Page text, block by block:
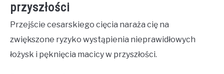
przyszłości
Przejście cesarskiego cięcia naraża cię na
zwiększone ryzyko wystąpienia nieprawidłowych
łożysk i pęknięcia macicy w przyszłości.